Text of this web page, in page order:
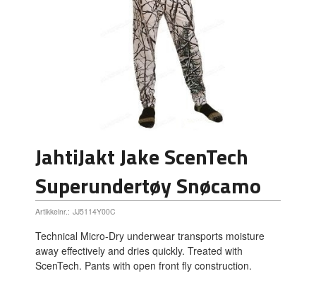
JahtiJakt Jake ScenTech
Superundertøy Snøcamo
Artikkelnr.: JJ5114Y00C
Technical Micro-Dry underwear transports moisture
away effectively and dries quickly. Treated with
ScenTech. Pants with open front fly construction.